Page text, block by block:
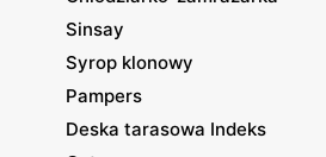
Sinsay
Syrop klonowy
Pampers
Deska tarasowa Indeks